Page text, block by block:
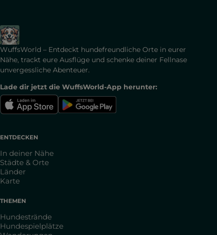
WuffsWorld – Entdeckt hundefreundliche Orte in eurer
Nähe, trackt eure Ausflüge und schenke deiner Fellnase
unvergessliche Abenteuer.
Lade dir jetzt die WuffsWorld-App herunter:
ENTDECKEN
In deiner Nähe
Städte & Orte
Länder
Karte
THEMEN
Hundestrände
Hundespielplätze